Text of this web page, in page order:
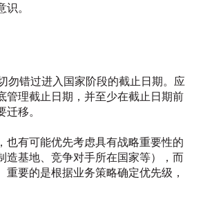
。
勿错过进入国家阶段的截止日期。应
管理截止日期，并至少在截止日期前
移。
也有可能优先考虑具有战略重要性的
造基地、竞争对手所在国家等），而
重要的是根据业务策略确定优先级，